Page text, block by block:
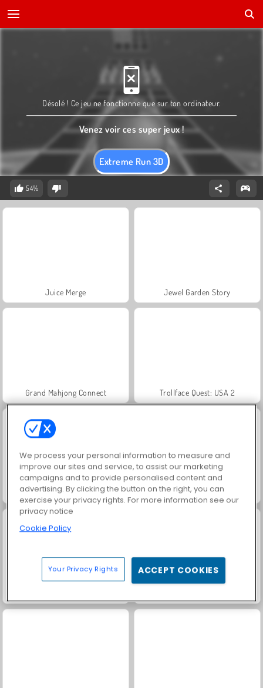
Extreme Run 3D
Désolé ! Ce jeu ne fonctionne que sur ton ordinateur.
Venez voir ces super jeux !
54%
Juice Merge Jewel Garden Story
Grand Mahjong Connect Trollface Quest: USA 2
Masha and the Bear: Meadows Scala 40
We process your personal information to measure and
improve our sites and service, to assist our marketing
campaigns and to provide personalised content and
advertising. By clicking the button on the right, you can
exercise your privacy rights. For more information see our
privacy notice
Cookie Policy
Your Privacy Rights ACCEPT COOKIES